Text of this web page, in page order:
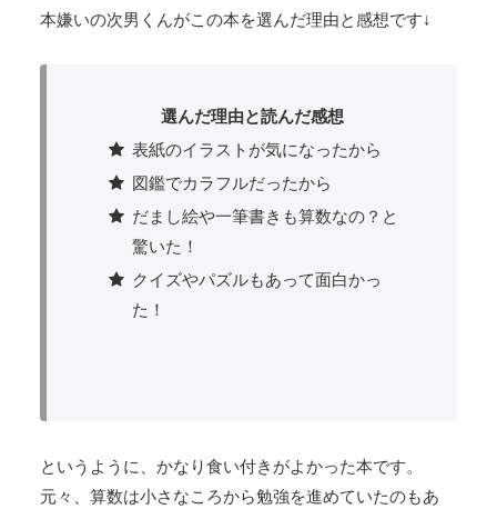
本嫌いの次男くんがこの本を選んだ理由と感想です↓
選んだ理由と読んだ感想
表紙のイラストが気になったから
図鑑でカラフルだったから
だまし絵や一筆書きも算数なの？と
驚いた！
クイズやパズルもあって面白かっ
た！
というように、かなり食い付きがよかった本です。
元々、算数は小さなころから勉強を進めていたのもあ